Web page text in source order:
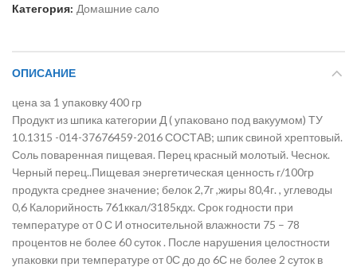
Категория: Домашние сало
ОПИСАНИЕ
цена за 1 упаковку 400 гр
Продукт из шпика категории Д ( упаковано под вакуумом) ТУ
10.1315 -014-37676459-2016 СОСТАВ; шпик свиной хрептовый.
Соль поваренная пищевая. Перец красный молотый. Чеснок.
Черный перец..Пищевая энергетическая ценность г/100гр
продукта среднее значение; белок 2,7г ,жиры 80,4г. , углеводы
0,6 Калорийность 761ккал/3185кдх. Срок годности при
температуре от 0 С И относительной влажности 75 – 78
процентов не более 60 суток . После нарушения целостности
упаковки при температуре от 0С до до 6С не более 2 суток в